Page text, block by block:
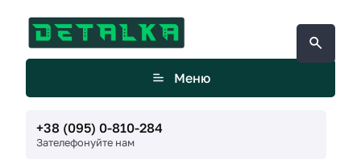
Меню
+38 (095) 0-810-284
Зателефонуйте нам